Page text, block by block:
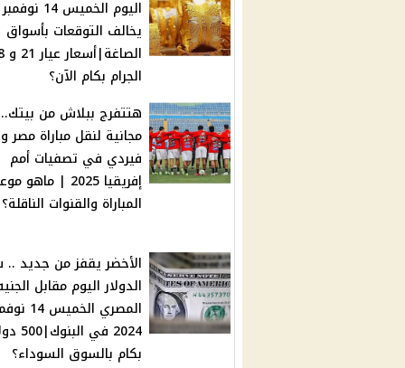
يخالف التوقعات بأسواق
الجرام بكام الآن؟
هتتفرج ببلاش من بيتك..
مجانية لنقل مباراة مصر
فيردي في تصفيات أمم
إفريقيا 2025 | ماهو
المباراة والقنوات الناقلة؟
الأخضر يقفز من جديد
الدولار اليوم مقابل
المصري
2024 في
بكام بالسوق السوداء؟